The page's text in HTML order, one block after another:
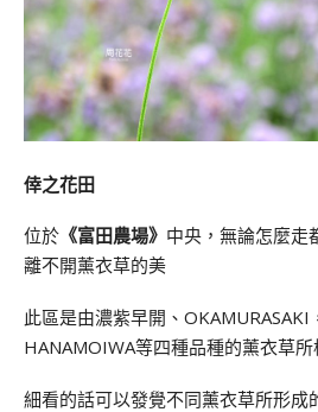
倖之花田
位於 《富田農場》 中央，無論怎麼走
離不開薰衣草的美
此區是由濃紫早開、OKAMURASAKI
HANAMOIWA等四種品種的薰衣草所
細看的話可以發覺不同薰衣草所形成